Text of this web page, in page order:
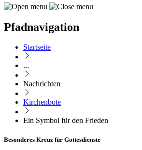
Pfadnavigation
Startseite
...
Nachrichten
Kirchenbote
Ein Symbol für den Frieden
Besonderes Kreuz für Gottesdienste